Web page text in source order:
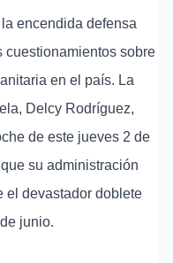
encendida defensa
cuestionamientos sobre
en el país. La
Delcy Rodríguez,
de este jueves 2 de
su administración
el devastador doblete
junio.